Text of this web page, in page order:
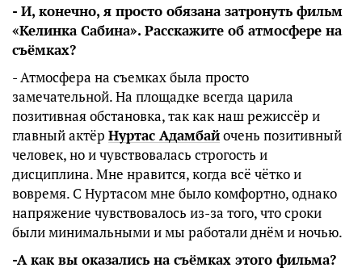
- И, конечно, я просто обязана затронуть фильм
«Келинка Сабина». Расскажите об атмосфере на
съёмках?
- Атмосфера на съемках была просто
замечательной. На площадке всегда царила
позитивная обстановка, так как наш режиссёр и
главный актёр Нуртас Адамбайочень позитивный
человек, но и чувствовалась строгость и
дисциплина. Мне нравится, когда всё чётко и
вовремя. С Нуртасом мне было комфортно, однако
напряжение чувствовалось из-за того, что сроки
были минимальными и мы работали днём и ночью.
-А как вы оказались на съёмках этого фильма?